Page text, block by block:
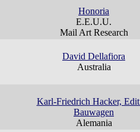
Honoria
E.E.U.U.
Mail Art Research
David Dellafiora
Australia
Karl-Friedrich Hacker,
Bauwagen
Alemania